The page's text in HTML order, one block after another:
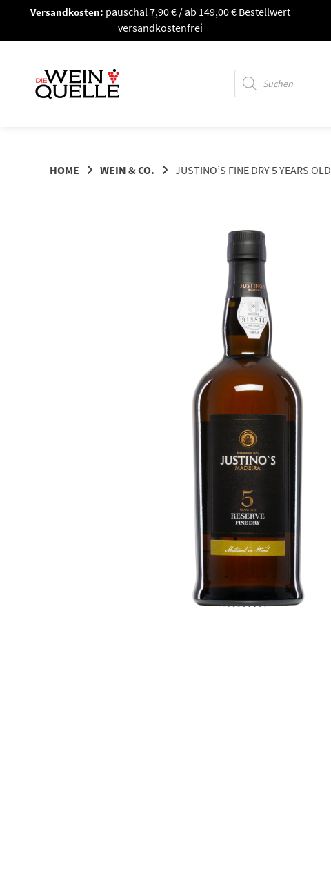
Springe
Inhalt
Versandkosten: pauschal 7,90 € / ab 149,00 € Bestellwert
versandkostenfrei
Products
search
HOME WEIN & CO. JUSTINO’S FINE DRY 5 YEARS